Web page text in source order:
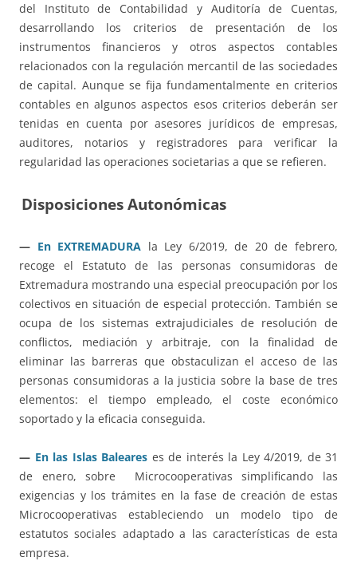
del Instituto de Contabilidad y Auditoría de Cuentas,
desarrollando los criterios de presentación de los
instrumentos financieros y otros aspectos contables
relacionados con la regulación mercantil de las sociedades
de capital. Aunque se fija fundamentalmente en criterios
contables en algunos aspectos esos criterios deberán ser
tenidas en cuenta por asesores jurídicos de empresas,
auditores, notarios y registradores para verificar la
regularidad las operaciones societarias a que se refieren.
Disposiciones Autonómicas
— En EXTREMADURA la Ley 6/2019, de 20 de febrero,
recoge el Estatuto de las personas consumidoras de
Extremadura mostrando una especial preocupación por los
colectivos en situación de especial protección. También se
ocupa de los sistemas extrajudiciales de resolución de
conflictos, mediación y arbitraje, con la finalidad de
eliminar las barreras que obstaculizan el acceso de las
personas consumidoras a la justicia sobre la base de tres
elementos: el tiempo empleado, el coste económico
soportado y la eficacia conseguida.
— En las Islas Baleares es de interés la Ley 4/2019, de 31
de enero, sobre Microcooperativas simplificando las
exigencias y los trámites en la fase de creación de estas
Microcooperativas estableciendo un modelo tipo de
estatutos sociales adaptado a las características de esta
empresa.